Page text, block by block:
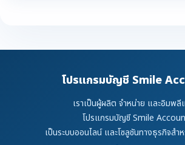
โปรแกรมบัญชี Smile
เราเป็นผู้ผลิต จำหน่าย และอิมพลี
โปรแกรมบัญชี Smile
เป็นระบบออนไลน์ และโซลูชันทางธุรกิจสำ